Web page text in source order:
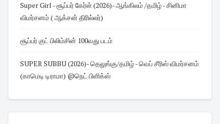
Super Girl - சூப்பர் கேர்ள் (2026)- ஆங்கிலம் /தமிழ் - சினிமா
விமர்சனம் ( ஆக்சன் திரில்லர்)
சூப்பர் குட் பிலிம்சின் 100வது படம்
SUPER SUBBU (2026)- தெலுங்கு/தமிழ் - வெப் சீரிஸ் விமர்சனம்
(காமெடி டிராமா) @நெட் பிளிக்ஸ்